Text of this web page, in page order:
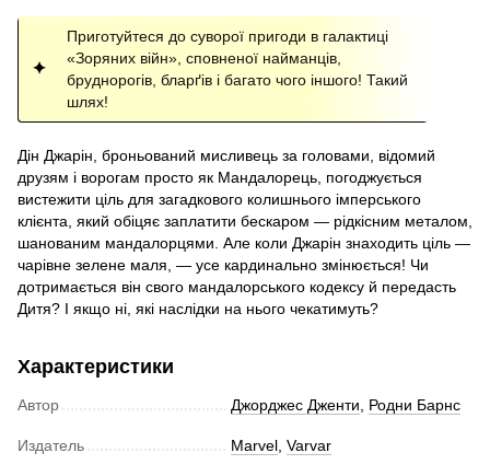
Приготуйтеся до суворої пригоди в галактиці
«Зоряних війн», сповненої найманців,
бруднорогів, бларґів і багато чого іншого! Такий
шлях!
Дін Джарін, броньований мисливець за головами, відомий
друзям і ворогам просто як Мандалорець, погоджується
вистежити ціль для загадкового колишнього імперського
клієнта, який обіцяє заплатити бескаром — рідкісним металом,
шанованим мандалорцями. Але коли Джарін знаходить ціль —
чарівне зелене маля, — усе кардинально змінюється! Чи
дотримається він свого мандалорського кодексу й передасть
Дитя? І якщо ні, які наслідки на нього чекатимуть?
Характеристики
Автор Джорджес Дженти, Родни Барнс
Издатель Marvel, Varvar